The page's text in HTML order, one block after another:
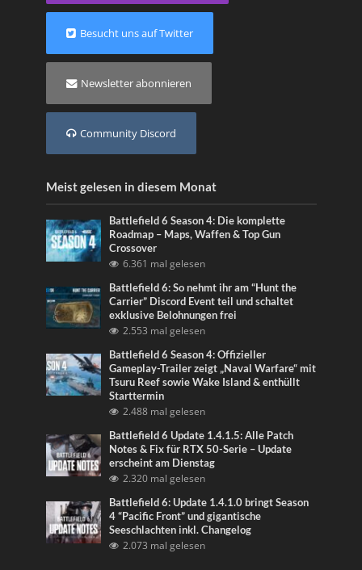
Besucht uns auf Twitter
Newsletter abonnieren
Community Discord
Meist gelesen in diesem Monat
Battlefield 6 Season 4: Die komplette
Roadmap – Maps, Waffen & Top Gun
Crossover
6.361 mal gelesen
Battlefield 6: So nehmt ihr am “Hunt the
Carrier” Discord Event teil und schaltet
exklusive Belohnungen frei
2.553 mal gelesen
Battlefield 6 Season 4: Offizieller
Gameplay-Trailer zeigt „Naval Warfare“ mit
Tsuru Reef sowie Wake Island & enthüllt
Starttermin
2.488 mal gelesen
Battlefield 6 Update 1.4.1.5: Alle Patch
Notes & Fix für RTX 50-Serie – Update
erscheint am Dienstag
2.320 mal gelesen
Battlefield 6: Update 1.4.1.0 bringt Season
4 “Pacific Front” und gigantische
Seeschlachten inkl. Changelog
2.073 mal gelesen